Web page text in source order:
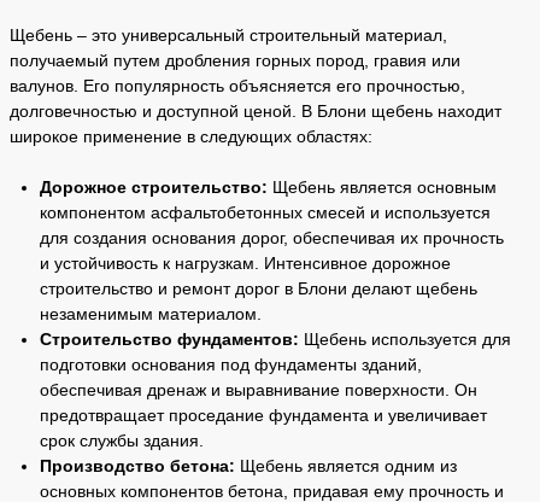
Щебень – это универсальный строительный материал,
получаемый путем дробления горных пород, гравия или
валунов. Его популярность объясняется его прочностью,
долговечностью и доступной ценой. В Блони щебень находит
широкое применение в следующих областях:
Дорожное строительство: Щебень является основным
компонентом асфальтобетонных смесей и используется
для создания основания дорог, обеспечивая их прочность
и устойчивость к нагрузкам. Интенсивное дорожное
строительство и ремонт дорог в Блони делают щебень
незаменимым материалом.
Строительство фундаментов: Щебень используется для
подготовки основания под фундаменты зданий,
обеспечивая дренаж и выравнивание поверхности. Он
предотвращает проседание фундамента и увеличивает
срок службы здания.
Производство бетона: Щебень является одним из
основных компонентов бетона, придавая ему прочность и